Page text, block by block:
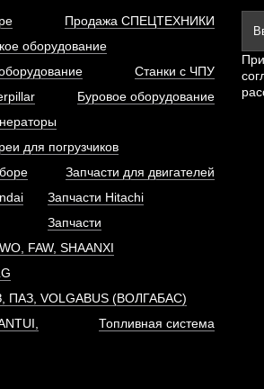
Форсунка Евро-3 (BOSCH)
Cummins (310-375 л/с) ISLe...
АРТИКУЛ: C4940640, 0445120121
ПОД ЗАКАЗ
Запчасти для двигателей
Запчасти Hitachi
Запчасти
FAW, SHAANXI
ПАЗ, VOLGABUS (ВОЛГАБАС)
Топливная система
Продажа СПЕЦТЕХНИКИ
оборудование
Станки с ЧПУ
Буровое оборудование
для погрузчиков